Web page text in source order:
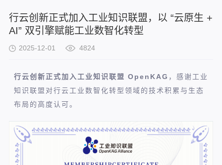
行云创新正式加入工业知识联盟，以 “云原生 +
AI” 双引擎赋能工业数智化转型
2025-12-01 4824
行云创新正式加入工业知识联盟 OpenKAG ，感谢工业
知识联盟对行云工业数智化转型领域的技术积累与生态
布局的高度认可。